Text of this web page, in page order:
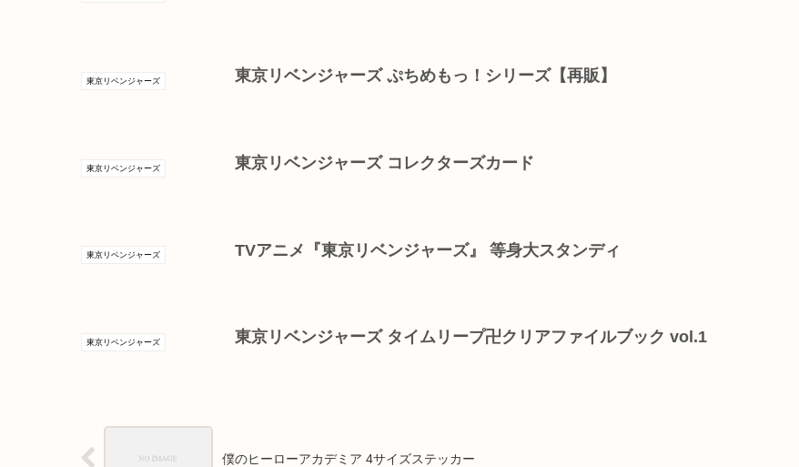
東京リベンジャーズ 東京リベンジャーズ ぷちめもっ！シリーズ【再販】
東京リベンジャーズ 東京リベンジャーズ コレクターズカード
東京リベンジャーズ TVアニメ『東京リベンジャーズ』 等身大スタンディ
東京リベンジャーズ 東京リベンジャーズ タイムリープ卍クリアファイルブック vol.1
僕のヒーローアカデミア 4サイズステッカー